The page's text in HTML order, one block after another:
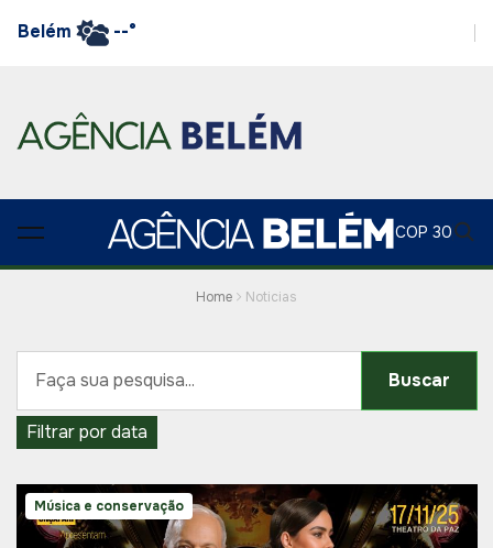
Belém --°
COP 30
Home Noticias
Buscar
Filtrar por data
Música e conservação